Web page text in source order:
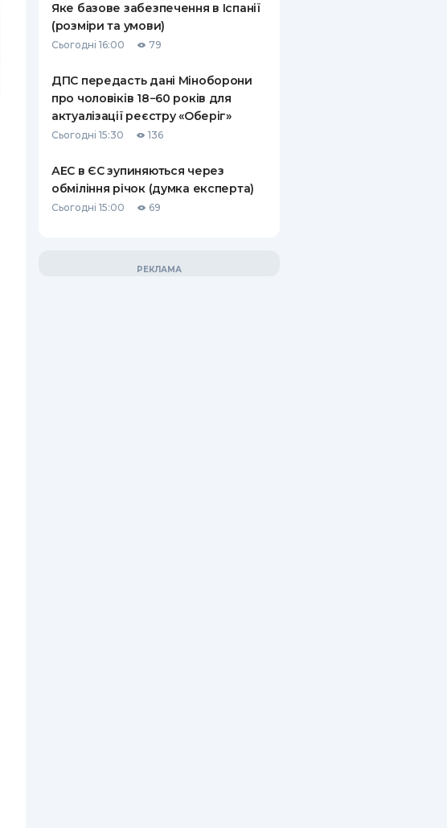
Яке базове забезпечення в Іспанії
(розміри та умови)
Сьогодні 16:00 79
ДПС передасть дані Міноборони
про чоловіків 18−60 років для
актуалізації реєстру «Оберіг»
Сьогодні 15:30 136
АЕС в ЄС зупиняються через
обміління річок (думка експерта)
Сьогодні 15:00 69